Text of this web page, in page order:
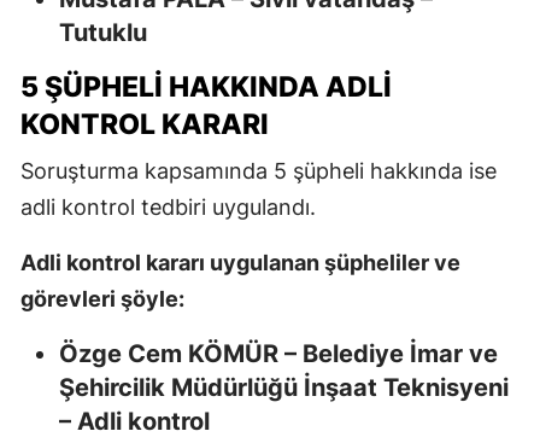
Tutuklu
5 ŞÜPHELİ HAKKINDA ADLİ
KONTROL KARARI
Soruşturma kapsamında 5 şüpheli hakkında ise
adli kontrol tedbiri uygulandı.
Adli kontrol kararı uygulanan şüpheliler ve
görevleri şöyle:
Özge Cem KÖMÜR – Belediye İmar ve
Şehircilik Müdürlüğü İnşaat Teknisyeni
– Adli kontrol